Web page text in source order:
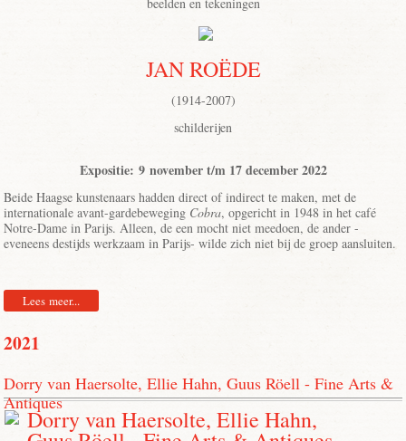
JAN ROËDE
(1914-2007)
schilderijen
Expositie: 9 november t/m 17 december 2022
Beide Haagse kunstenaars hadden direct of indirect te maken, met de
internationale avant-gardebeweging Cobra, opgericht in 1948 in het café
Notre-Dame in Parijs. Alleen, de een mocht niet meedoen, de ander -
eveneens destijds werkzaam in Parijs- wilde zich niet bij de groep aansluiten.
Lees meer...
2021
Dorry van Haersolte, Ellie Hahn, Guus Röell - Fine Arts &
Antiques
Dorry van Haersolte, Ellie Hahn,